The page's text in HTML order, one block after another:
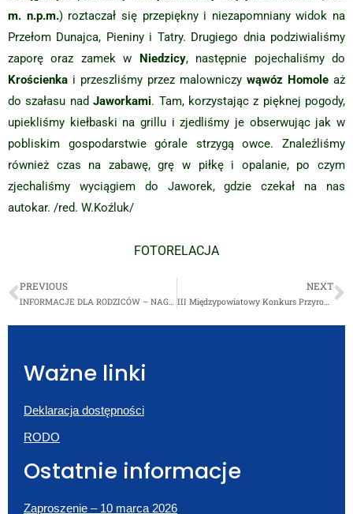
m. n.p.m.) roztaczał się przepiękny i niezapomniany widok na
Przełom Dunajca, Pieniny i Tatry. Drugiego dnia podziwialiśmy
zaporę oraz zamek w
Niedzicy, następnie pojechaliśmy do
Krościenka i przeszliśmy przez malowniczy wąwóz Homole aż
do szałasu nadJaworkami. Tam, korzystając z pięknej pogody,
upiekliśmy kiełbaski na grillu i zjedliśmy je obserwując jak w
pobliskim gospodarstwie górale strzygą owce. Znaleźliśmy
również czas na zabawę, grę w piłkę i opalanie, po czym
zjechaliśmy wyciągiem do Jaworek, gdzie czekał na nas
autokar. /red. W.Koźluk/
FOTORELACJA
PREVIOUS
INFORMACJE DLA RODZICÓW – NAGRODY „WÓJTA GMINY WIERZCHOSŁAWICE „
NEXT
III Międzypowiatowy Konkurs Przyrodniczy „Krajobrazy przekształcone przez człowieka”
Ważne linki
Deklaracja dostępności
RODO
Ostatnie informacje
Zaproszenie – 10 marca 2026